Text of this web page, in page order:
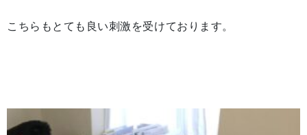
こちらもとても良い刺激を受けております。